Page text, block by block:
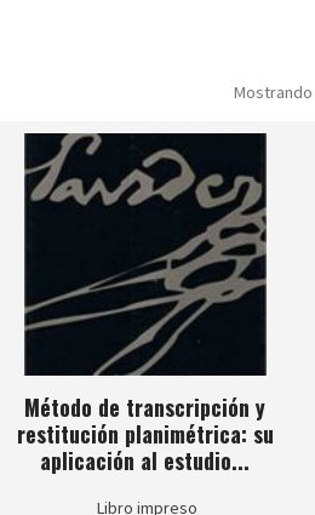
Mostrando
Método de transcripción y
restitución planimétrica: su
aplicación al estudio...
Libro impreso